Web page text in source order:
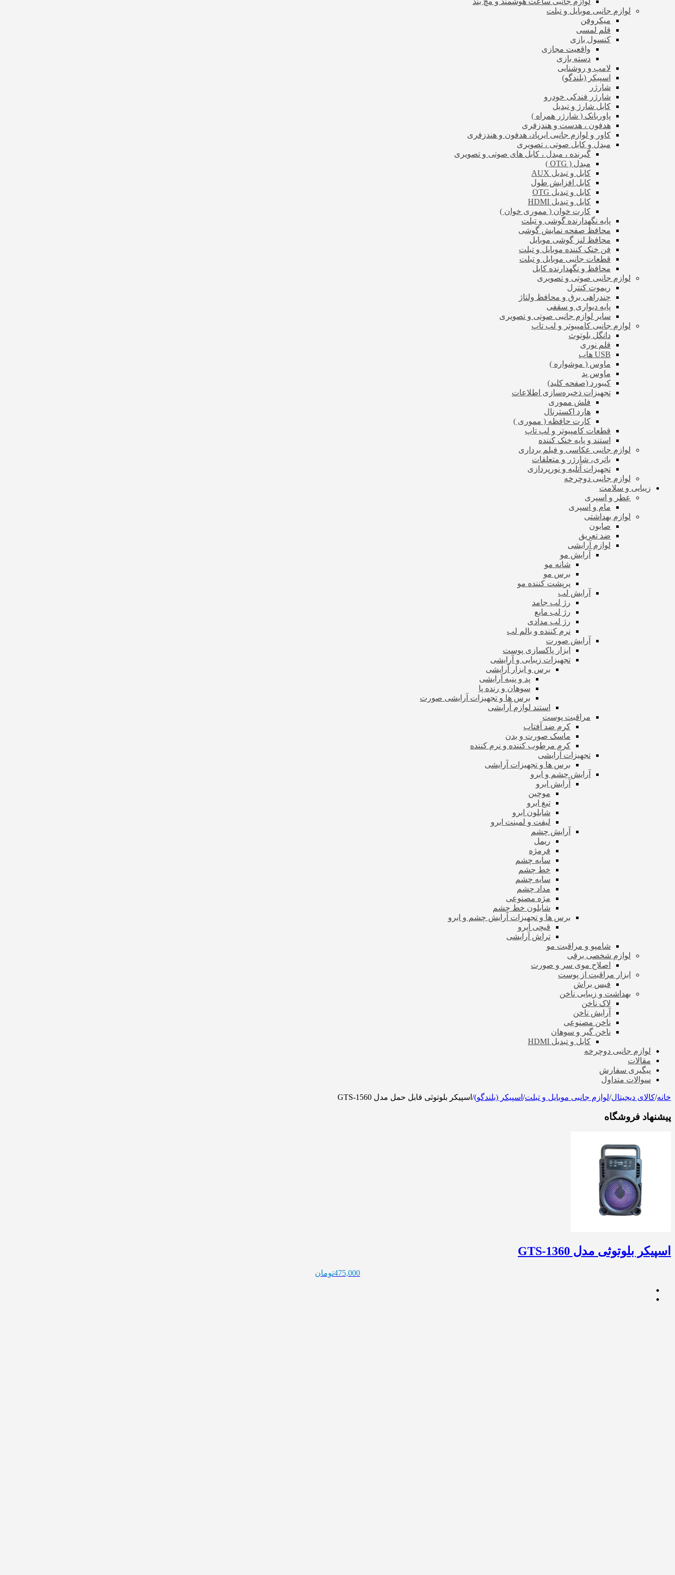
لوازم جانبی موبایل و تبلت
میکروفن
قلم لمسی
کنسول بازی
واقعیت مجازی
دسته بازی
لامپ و روشنایی
اسپیکر (بلندگو)
شارژر
شارژر فندکی خودرو
کابل شارژ و تبدیل
پاوربانک ( شارژر همراه )
هدفون ، هدست و هندزفری
کاور و لوازم جانبی ایرپاد، هدفون و هندزفری
مبدل و کابل صوتی ، تصویری
گیرنده ، مبدل ، کابل های صوتی و تصویری
مبدل ( OTG )
کابل و تبدیل AUX
کابل افزایش طول
کابل و تبدیل OTG
کابل و تبدیل HDMI
کارت خوان ( مموری خوان )
پایه نگهدارنده گوشی و تبلت
محافظ صفحه نمایش گوشی
محافظ لنز گوشی موبایل
فن خنک کننده موبایل و تبلت
قطعات جانبی موبایل و تبلت
محافظ و نگهدارنده کابل
لوازم جانبی صوتی و تصویری
ریموت کنترل
چندراهی برق و محافظ ولتاژ
پایه دیواری و سقفی
سایر لوازم جانبی صوتی و تصویری
لوازم جانبی کامپیوتر و لپ تاپ
دانگل بلوتوث
قلم نوری
USB هاب
ماوس ( موشواره )
ماوس پد
کیبورد (صفحه کلید)
تجهیزات ذخیره‌سازی اطلاعات
فلش مموری
هارد اکسترنال
کارت حافظه ( مموری )
قطعات کامپیوتر و لپ تاپ
استند و پایه خنک کننده
لوازم جانبی عکاسی و فیلم برداری
باتری، شارژر و متعلقات
تجهیزات آتلیه و نورپردازی
لوازم جانبی دوچرخه
زیبایی و سلامت
عطر و اسپری
مام و اسپری
لوازم بهداشتی
صابون
ضد تعریق
لوازم آرایشی
آرایش مو
شانه مو
برس مو
پرپشت کننده مو
آرایش لب
رژ لب جامد
رژ لب مایع
رژ لب مدادی
نرم کننده و بالم لب
آرایش صورت
ابزار پاکسازی پوست
تجهیزات زیبایی و آرایشی
برس و ابزار آرایشی
پد و پنبه آرایشی
سوهان و رنده پا
برس ها و تجهیزات آرایشی صورت
استند لوازم آرایشی
مراقبت پوست
کرم ضد آفتاب
ماسک صورت و بدن
کرم مرطوب کننده و نرم کننده
تجهیزات آرایشی
برس ها و تجهیزات آرایشی
آرایش چشم و ابرو
آرایش ابرو
موچین
تیغ ابرو
شابلون ابرو
لیفت و لمینت ابرو
آرایش چشم
ریمل
فرمژه
سایه چشم
خط چشم
سایه چشم
مداد چشم
مژه مصنوعی
شابلون خط چشم
برس ها و تجهیزات آرایش چشم و ابرو
قیچی ابرو
تراش آرایشی
شامپو و مراقبت مو
لوازم شخصی برقی
اصلاح موی سر و صورت
ابزار مراقبت از پوست
فیس براش
بهداشت و زیبایی ناخن
لاک ناخن
آرایش ناخن
ناخن مصنوعی
ناخن گیر و سوهان
کابل و تبدیل HDMI
لوازم جانبی دوچرخه
مقالات
پیگیری سفارش
سوالات متداول
خانه/کالای دیجیتال/لوازم جانبی موبایل و تبلت/ اسپیکر (بلندگو)/ اسپیکر بلوتوثی قابل حمل مدل GTS-1560
پیشنهاد فروشگاه
اسپیکر بلوتوثی مدل GTS-1360
475,000تومان